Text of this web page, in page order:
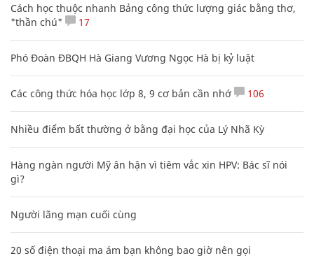
Cách học thuộc nhanh Bảng công thức lượng giác bằng thơ,
"thần chú"
17
Phó Đoàn ĐBQH Hà Giang Vương Ngọc Hà bị kỷ luật
Các công thức hóa học lớp 8, 9 cơ bản cần nhớ 106
Nhiều điểm bất thường ở bằng đại học của Lý Nhã Kỳ
Hàng ngàn người Mỹ ân hận vì tiêm vắc xin HPV: Bác sĩ nói
gì?
Người lãng mạn cuối cùng
20 số điện thoại ma ám bạn không bao giờ nên gọi